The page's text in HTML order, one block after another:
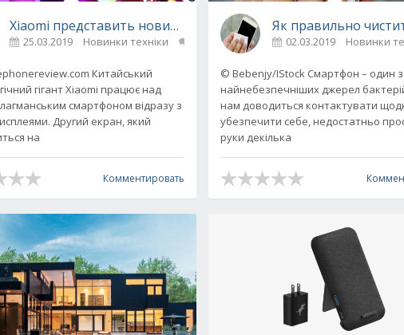
Xiaomi представить новий смартфон з двома екранами
25.03.2019 Новинки техніки
Китайський
гігант Xiaomi працює над
смартфоном відразу з
Другий екран, який
на
Комментировать
Як правильно
02.03.2019 Новинки
© Bebenjy/IStock Смартфон – один з
найнебезпечніших джерел
нам доводиться контактувати
убезпечити себе, недостатньо
руки декілька